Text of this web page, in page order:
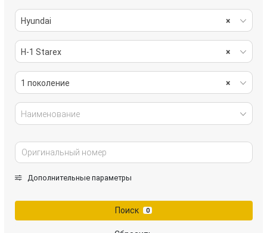
×
Hyundai
×
H-1 Starex
×
1 поколение
Наименование
Дополнительные параметры
Поиск 0